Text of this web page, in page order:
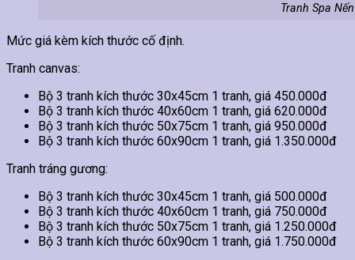
Tranh Spa
Mức giá kèm kích thước cố định.
Tranh canvas:
Bộ 3 tranh kích thước 30x45cm 1 tranh, giá 450.000đ
Bộ 3 tranh kích thước 40x60cm 1 tranh, giá 620.000đ
Bộ 3 tranh kích thước 50x75cm 1 tranh, giá 950.000đ
Bộ 3 tranh kích thước 60x90cm 1 tranh, giá 1.350.000đ
Tranh tráng gương:
Bộ 3 tranh kích thước 30x45cm 1 tranh, giá 500.000đ
Bộ 3 tranh kích thước 40x60cm 1 tranh, giá 750.000đ
Bộ 3 tranh kích thước 50x75cm 1 tranh, giá 1.250.000đ
Bộ 3 tranh kích thước 60x90cm 1 tranh, giá 1.750.000đ